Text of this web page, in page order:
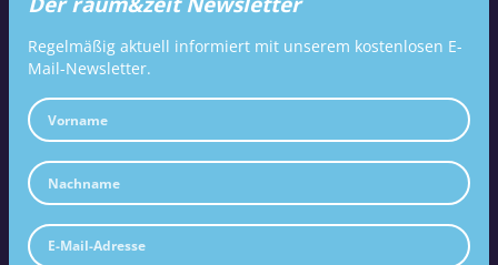
Regelmäßig aktuell informiert mit unserem kostenlosen E-
Mail-Newsletter.